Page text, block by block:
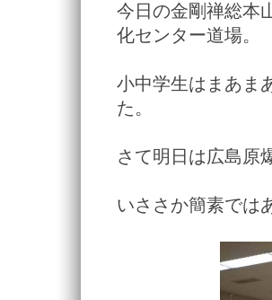
今日の金剛禅総本
化センター道場。
小中学生はまあま
た。
さて明日は広島原
いささか簡素では